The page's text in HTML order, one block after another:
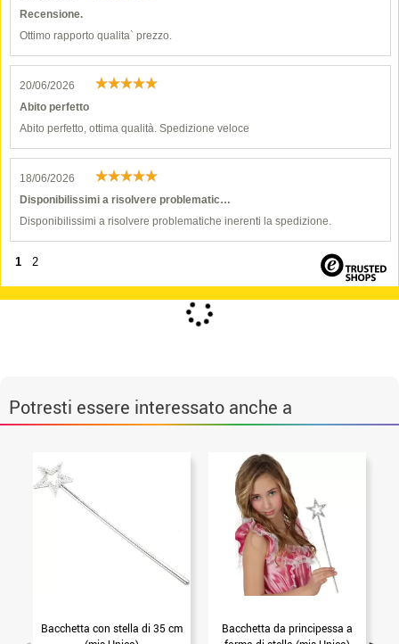
Recensione.
Ottimo rapporto qualita` prezzo.
20/06/2026
Abito perfetto
Abito perfetto, ottima qualità. Spedizione veloce
18/06/2026
Disponibilissimi a risolvere problematic…
Disponibilissimi a risolvere problematiche inerenti la spedizione.
1 2
Potresti essere interessato anche a
Bacchetta con stella di 35 cm
Bacchetta da principessa a